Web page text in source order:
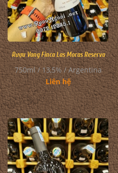
Rượu Vang Finca Las Moras Reserva
750ml / 13,5% / Argentina
Liên hệ